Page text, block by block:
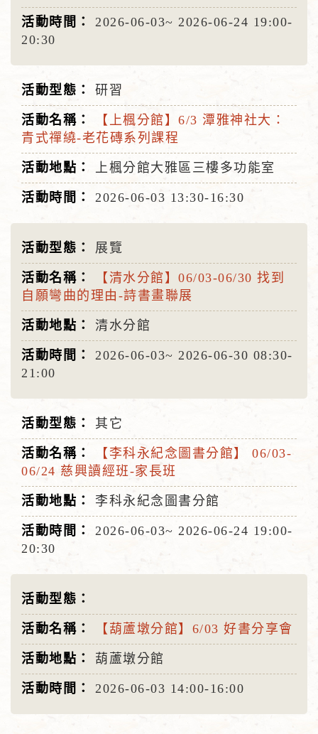
2026-06-03~ 2026-06-24 19:00-
20:30
研習
【上楓分館】6/3 潭雅神社大：
青式禪繞-老花磚系列課程
上楓分館大雅區三樓多功能室
2026-06-03 13:30-16:30
展覽
【清水分館】06/03-06/30 找到
自願彎曲的理由-詩書畫聯展
清水分館
2026-06-03~ 2026-06-30 08:30-
21:00
其它
【李科永紀念圖書分館】 06/03-
06/24 慈興讀經班-家長班
李科永紀念圖書分館
2026-06-03~ 2026-06-24 19:00-
20:30
【葫蘆墩分館】6/03 好書分享會
葫蘆墩分館
2026-06-03 14:00-16:00